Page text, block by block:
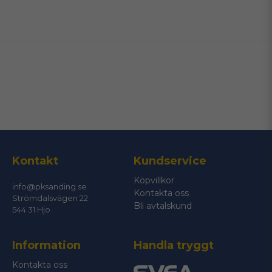
Ja, ni får publicera min fråga
Skicka fråga
Kontakt
info@pksanding.se
Strömdalsvägen 22
544 31 Hjo
Kundservice
Köpvillkor
Kontakta oss
Bli avtalskund
Information
Kontakta oss
Handla tryggt